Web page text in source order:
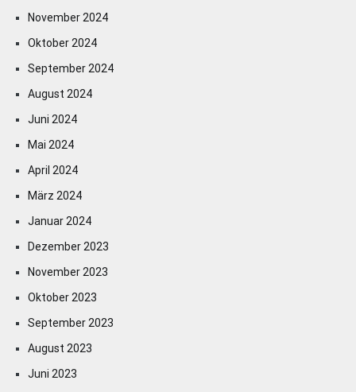
November 2024
Oktober 2024
September 2024
August 2024
Juni 2024
Mai 2024
April 2024
März 2024
Januar 2024
Dezember 2023
November 2023
Oktober 2023
September 2023
August 2023
Juni 2023